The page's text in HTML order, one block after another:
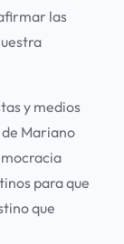
las
y medios
Mariano
para que
que